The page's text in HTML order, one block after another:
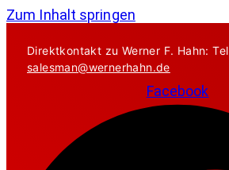
Zum Inhalt springen
Direktkontakt zu Werner F. Hahn: Tel
salesman@wernerhahn.de
Facebook